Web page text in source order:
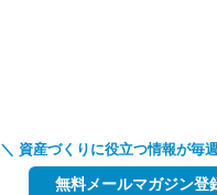
＼ 資産づくりに役立つ情報が毎
無料メールマガジン登